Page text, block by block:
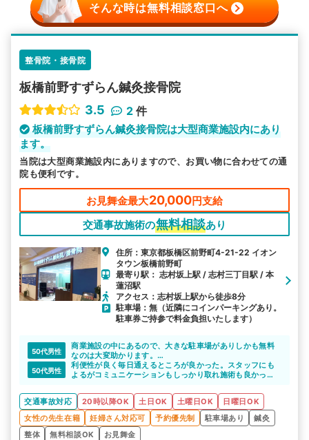
そんな時は無料相談窓口へ
整骨院・接骨院
板橋前野すずらん鍼灸接骨院
3.5
2 件
板橋前野すずらん鍼灸接骨院は大型商業施設内にあり
ます。
当院は大型商業施設内にありますので、お買い物に合わせての通
院も便利です。
お見舞金最大20,000円支給
交通事故施術の無料相談あり
住所：東京都板橋区前野町4-21-22 イオン
タウン板橋前野町
最寄り駅： 志村坂上駅 / 志村三丁目駅 / 本
蓮沼駅
アクセス：志村坂上駅から徒歩8分
駐車場：無（近隣にコインパーキングあり。
駐車券ご持参で料金負担いたします）
50代男性
商業施設の中にあるので、大きな駐車場がありしかも無料
なのは大変助かります。
予約時間通りに施術されるので、スケジュールが立てやす
く、遅い時間までご対応いただけるのは、大変助かります
す。
50代男性
利便性が良く毎日通えるところが良かった。スタッフにも
よるがコミュニケーションもしっかり取れ施術も良かっ
交通事故対応
20時以降OK 土日OK 土曜日OK
日曜日OK
女性の先生在籍
妊婦さん対応可 予約優先制 駐車場あり
鍼灸
整体
無料相談OK お見舞金